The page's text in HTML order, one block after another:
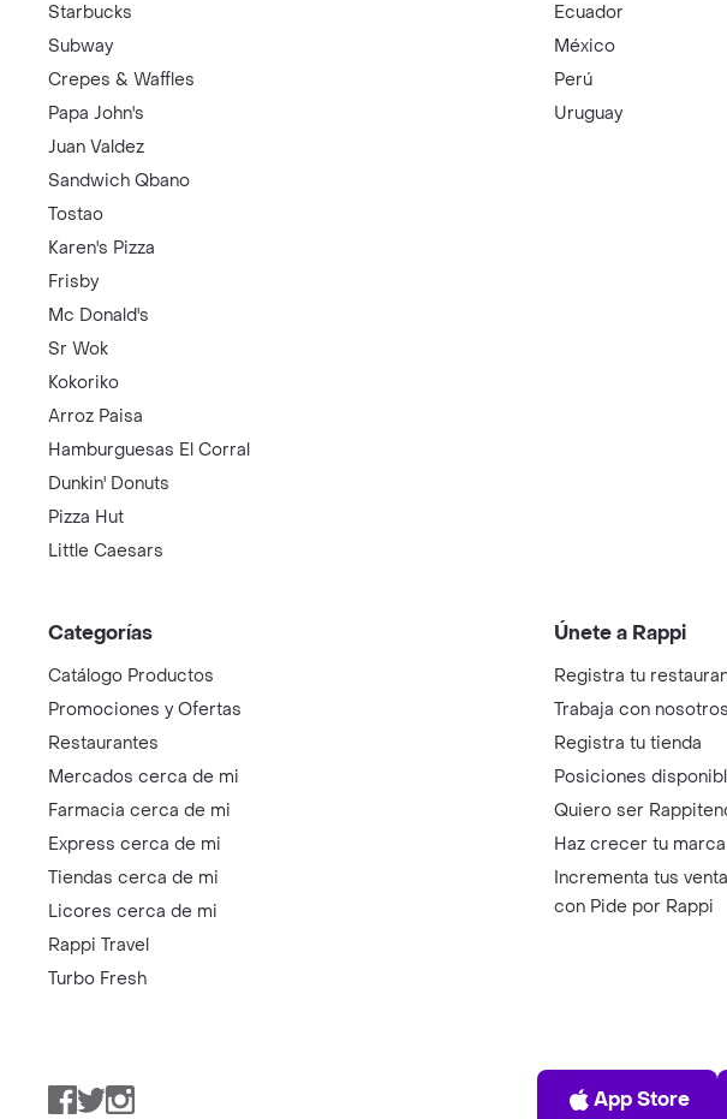
Starbucks
Subway
Crepes & Waffles
Papa John's
Juan Valdez
Sandwich Qbano
Tostao
Karen's Pizza
Frisby
Mc Donald's
Sr Wok
Kokoriko
Arroz Paisa
Hamburguesas El Corral
Dunkin' Donuts
Pizza Hut
Little Caesars
Ecuador
México
Perú
Uruguay
Categorías
Catálogo Productos
Promociones y Ofertas
Restaurantes
Mercados cerca de mi
Farmacia cerca de mi
Express cerca de mi
Tiendas cerca de mi
Licores cerca de mi
Rappi Travel
Turbo Fresh
Únete a Rappi
Registra tu
Trabaja con nosotros
Registra tu tienda
Posiciones
Quiero ser
Haz crecer tu marca
Incrementa tus
con Pide por Rappi
Facebook
TwitterInstagram
App Store
App Store